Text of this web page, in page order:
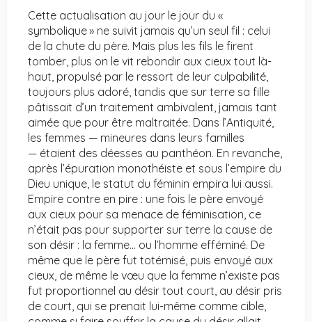
Cette actualisation au jour le jour du «
symbolique » ne suivit jamais qu’un seul fil : celui
de la chute du père. Mais plus les fils le firent
tomber, plus on le vit rebondir aux cieux tout là-
haut, propulsé par le ressort de leur culpabilité,
toujours plus adoré, tandis que sur terre sa fille
pâtissait d’un traitement ambivalent, jamais tant
aimée que pour être maltraitée. Dans l’Antiquité,
les femmes — mineures dans leurs familles
— étaient des déesses au panthéon. En revanche,
après l’épuration monothéiste et sous l’empire du
Dieu unique, le statut du féminin empira lui aussi.
Empire contre en pire : une fois le père envoyé
aux cieux pour sa menace de féminisation, ce
n’était pas pour supporter sur terre la cause de
son désir : la femme… ou l’homme efféminé. De
même que le père fut totémisé, puis envoyé aux
cieux, de même le vœu que la femme n’existe pas
fut proportionnel au désir tout court, au désir pris
de court, qui se prenait lui-même comme cible,